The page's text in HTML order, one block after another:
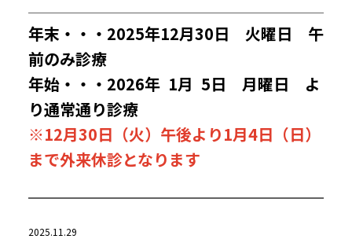
年末・・・2025年12月30日 火曜日 午
前のみ診療
年始・・・2026年 1月 5日 月曜日 よ
り通常通り診療
※12月30日（火）午後より1月4日（日）
まで外来休診となります
2025.11.29